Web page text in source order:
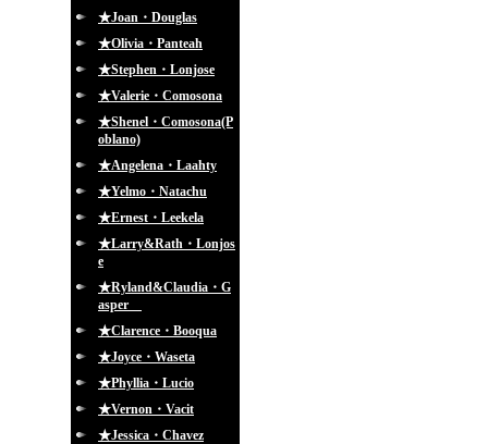
★Joan・Douglas
★Olivia・Panteah
★Stephen・Lonjose
★Valerie・Comosona
★Shenel・Comosona(P
oblano)
★Angelena・Laahty
★Yelmo・Natachu
★Ernest・Leekela
★Larry&Rath・Lonjos
e
★Ryland&Claudia・G
asper
★Clarence・Booqua
★Joyce・Waseta
★Phyllia・Lucio
★Vernon・Vacit
★Jessica・Chavez